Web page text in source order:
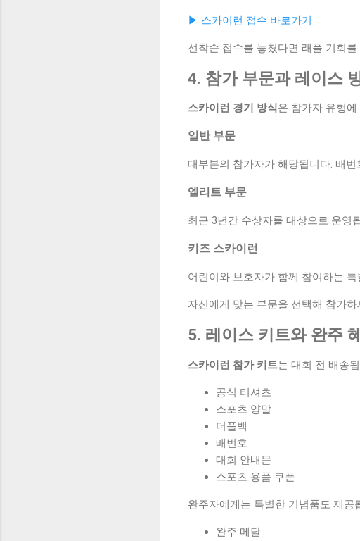
▶ 스카이런 접수 바로가기
선착순 접수를 놓쳤다면 래플 기회
4. 참가 부문과 레이스
스카이런 경기 방식은 참가자 유형
일반 부문
대부분의 참가자가 해당됩니다. 배
엘리트 부문
최근 3년간 수상자를 대상으로 운영
키즈 스카이런
어린이와 보호자가 함께 참여하는
자신에게 맞는 부문을 선택해 참가하
5. 레이스 키트와 완주
스카이런 참가 키트는 대회 전 배송
공식 티셔츠
스포츠 양말
더플백
배번호
대회 안내문
스포츠 용품 쿠폰
완주자에게는 특별한 기념품도 제공
완주 메달